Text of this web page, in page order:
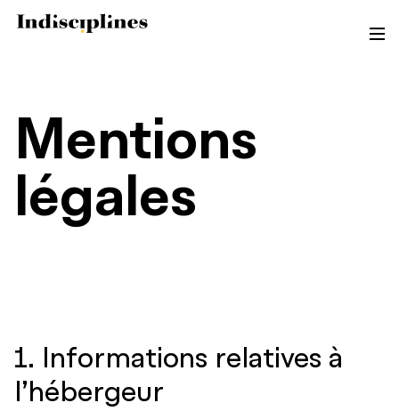
Sources d’inspiration
Mentions
légales
1. Informations relatives à
l’hébergeur